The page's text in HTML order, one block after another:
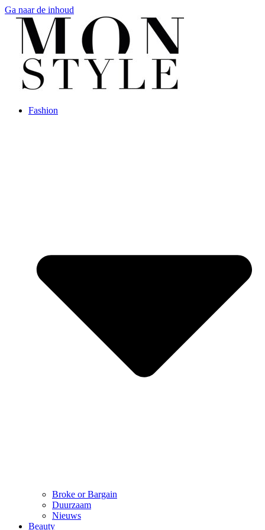
Ga naar de inhoud
Fashion
Broke or Bargain
Duurzaam
Nieuws
Beauty